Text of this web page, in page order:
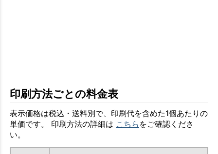
印刷方法ごとの料金表
表示価格は税込・送料別で、印刷代を含めた1個あたりの
単価です。 印刷方法の詳細は こちら をご確認くださ
い。